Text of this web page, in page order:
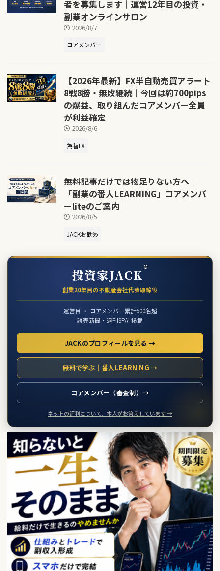
者を募集します｜運営12年目の投資・
副業オンラインサロン
2026/8/7
コアメンバー
【2026年最新】FX半自動売買アラート
8戦8勝・無敗継続｜今回は約700pips
の爆益、取り組んだコアメンバー全員
が利益確定
2026/8/6
為替FX
無料記事だけでは物足りない方へ｜
「副業の番人LEARNING」コアメンバ
ーliteのご案内
2026/8/5
JACKお勧め
投資家JACK®
創業20年目の不動産会社代表取締役
運営目 ・ コアメンバー累計500名超
読売新聞・週刊SPA! 掲載
JACKのプロフィールを見る →
無料で学ぶ｜番人LEARNING →
コアメンバー（審査制）→
ネットの評判について、本人がお答えしています →